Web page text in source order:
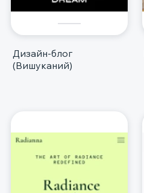
Дизайн-блог
(Вишуканий)